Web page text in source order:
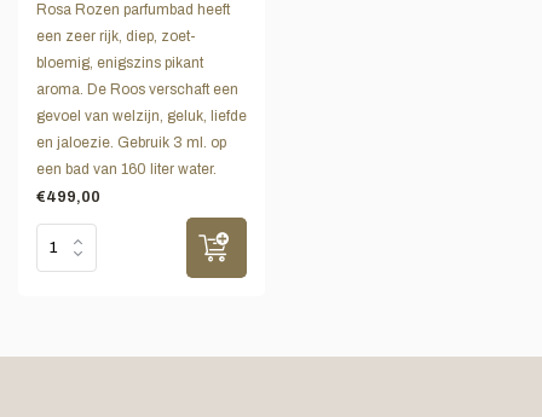
Rosa Rozen parfumbad heeft
een zeer rijk, diep, zoet-
bloemig, enigszins pikant
aroma. De Roos verschaft een
gevoel van welzijn, geluk, liefde
en jaloezie. Gebruik 3 ml. op
een bad van 160 liter water.
€499,00